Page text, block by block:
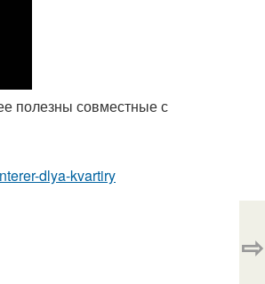
полезны совместные с
dlya-kvartiry
⇨